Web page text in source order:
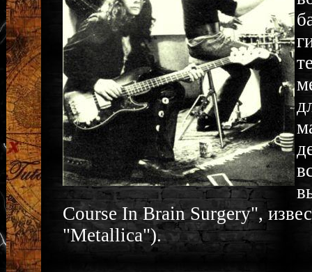
Course In Brain Surgery",
"Metallica").